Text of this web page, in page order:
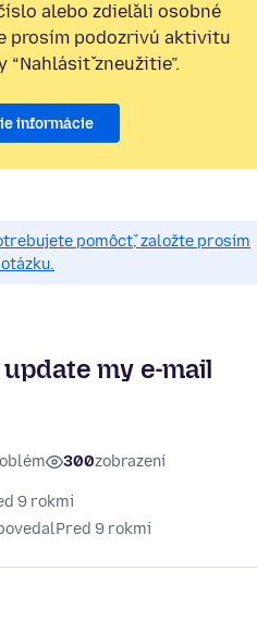
alebo zdieľali osobné
prosím podozrivú aktivitu
zneužitie”.
informácie
pomôcť, založte prosím
my e-mail
300zobrazení
9 rokmi
Pred 9 rokmi